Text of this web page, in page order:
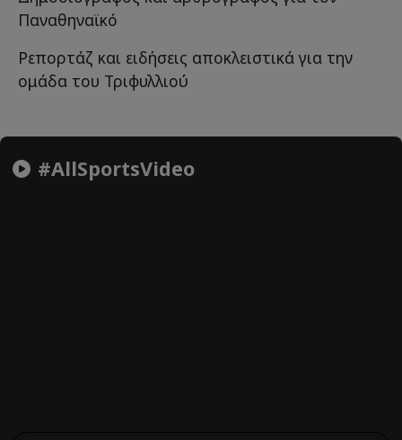
Παναθηναϊκό
Ρεπορτάζ και ειδήσεις αποκλειστικά για την
ομάδα του Τριφυλλιού
#AllSportsVideo